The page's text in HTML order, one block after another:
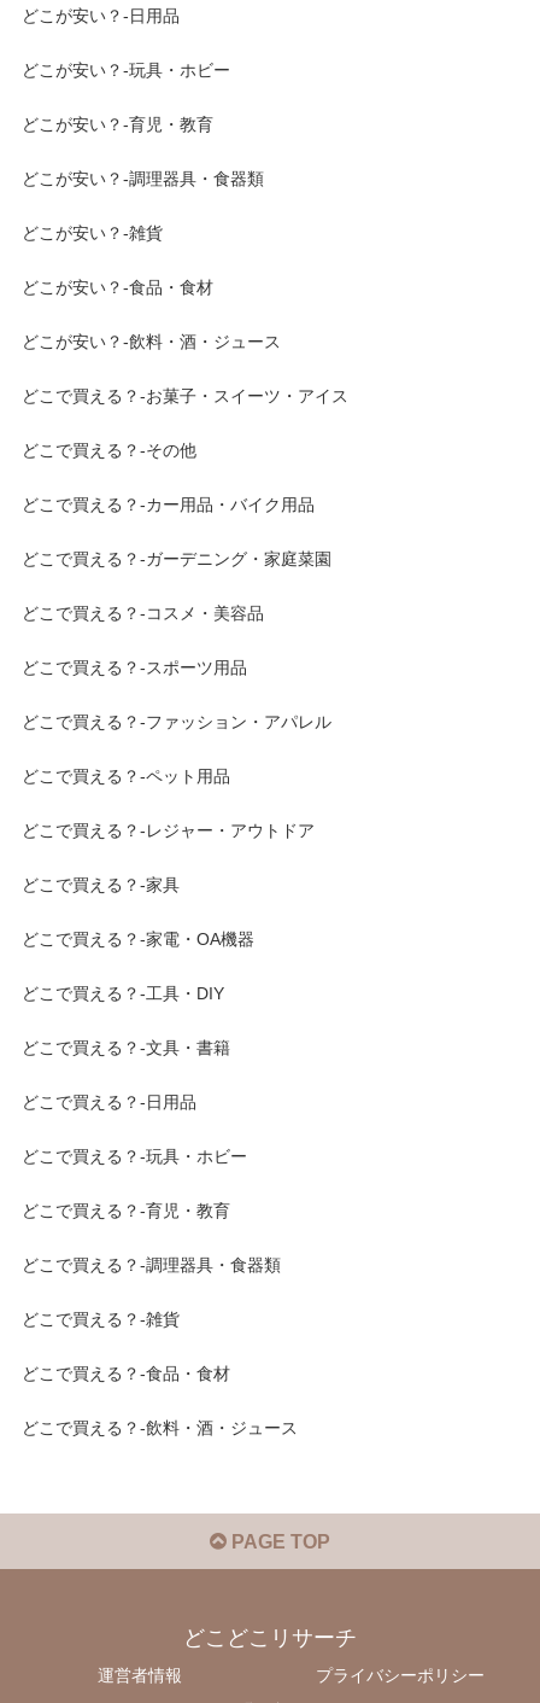
どこが安い？-日用品
どこが安い？-玩具・ホビー
どこが安い？-育児・教育
どこが安い？-調理器具・食器類
どこが安い？-雑貨
どこが安い？-食品・食材
どこが安い？-飲料・酒・ジュース
どこで買える？-お菓子・スイーツ・アイス
どこで買える？-その他
どこで買える？-カー用品・バイク用品
どこで買える？-ガーデニング・家庭菜園
どこで買える？-コスメ・美容品
どこで買える？-スポーツ用品
どこで買える？-ファッション・アパレル
どこで買える？-ペット用品
どこで買える？-レジャー・アウトドア
どこで買える？-家具
どこで買える？-家電・OA機器
どこで買える？-工具・DIY
どこで買える？-文具・書籍
どこで買える？-日用品
どこで買える？-玩具・ホビー
どこで買える？-育児・教育
どこで買える？-調理器具・食器類
どこで買える？-雑貨
どこで買える？-食品・食材
どこで買える？-飲料・酒・ジュース
PAGE TOP
どこどこリサーチ
運営者情報
プライバシーポリシー